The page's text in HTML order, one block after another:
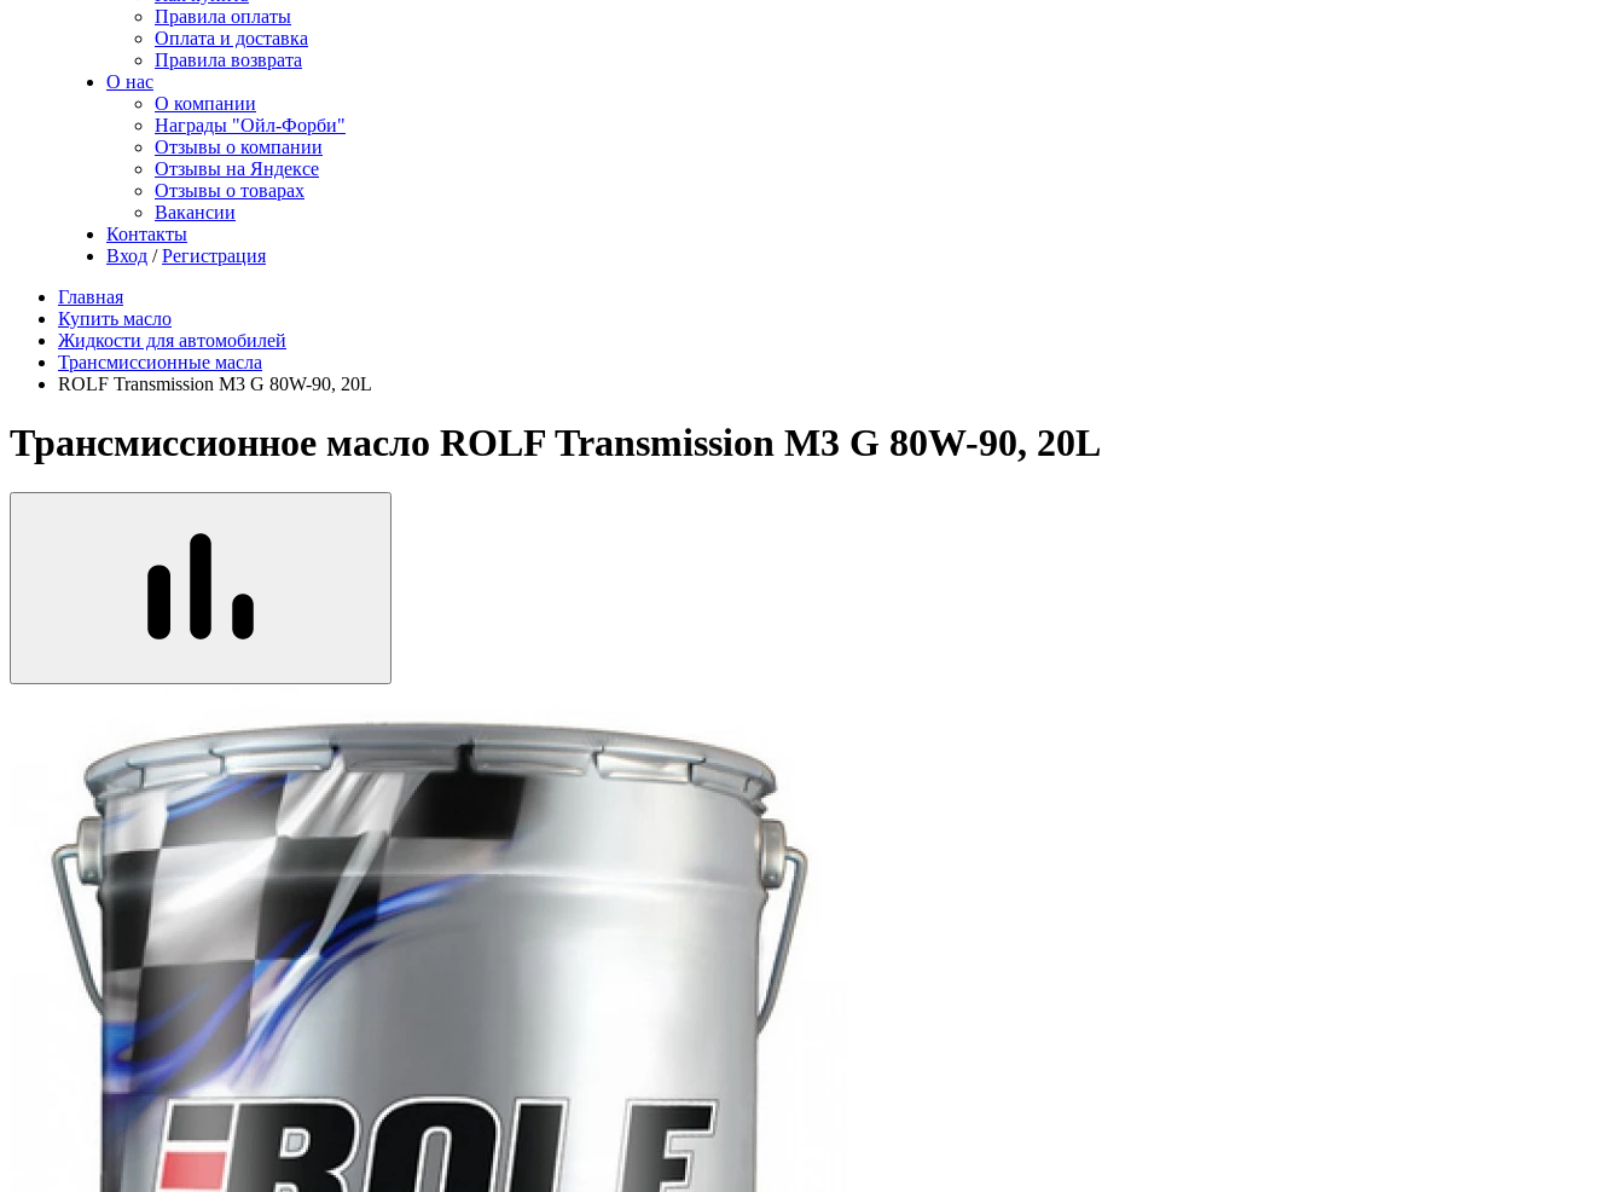
Правила оплаты
Оплата и доставка
Правила возврата
О нас
О компании
Награды "Ойл-Форби"
Отзывы о компании
Отзывы на Яндексе
Отзывы о товарах
Вакансии
Контакты
Вход / Регистрация
Главная
Купить масло
Жидкости для автомобилей
Трансмиссионные масла
ROLF Transmission M3 G 80W-90, 20L
Трансмиссионное масло ROLF Transmission M3 G 80W-90, 20L